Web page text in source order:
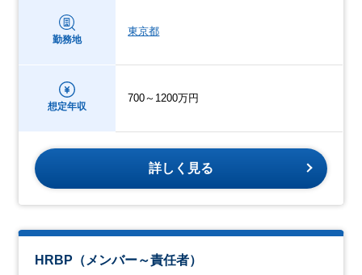
勤務地
東京都
想定年収
700～1200万円
詳しく見る
HRBP（メンバー～責任者）